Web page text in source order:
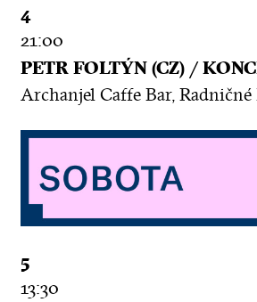
4
21:00
PETR FOLTÝN (CZ) /
Archanjel Caffe Bar, Radničné
5
13:30